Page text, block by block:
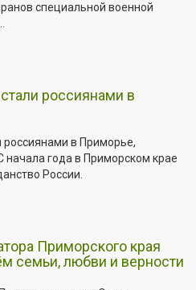
специальной военной
россиянами в
россиянами в Приморье,
года в Приморском крае
России.
Приморского края
семьи, любви и верности